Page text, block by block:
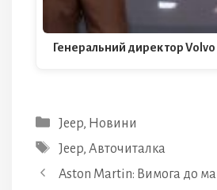
Генеральний директор Volvo
Категорії
Jeep, Новини
Позначки
Jeep, Авточиталка
Aston Martin: Вимога до